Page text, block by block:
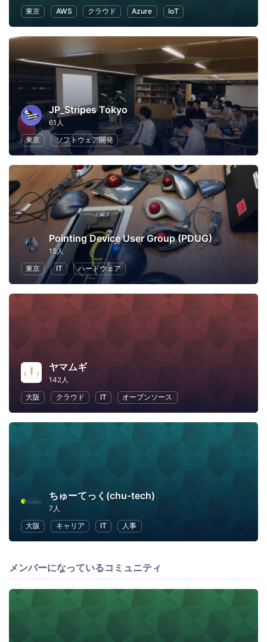
東京
AWS クラウド Azure IoT
JP_Stripes Tokyo
61人
東京
ソフトウェア開発
Pointing Device User Group (PDUG)
15人
東京
IT ハードウェア
ヤマムギ
142人
大阪
クラウド IT オープンソース
ちゅーてっく(chu-tech)
7人
大阪
キャリア IT 人事
メンバーになっているコミュニティ